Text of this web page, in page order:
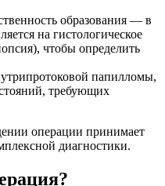
образования — в
на гистологическое
чтобы определить
папилломы,
требующих
операции принимает
диагностики.